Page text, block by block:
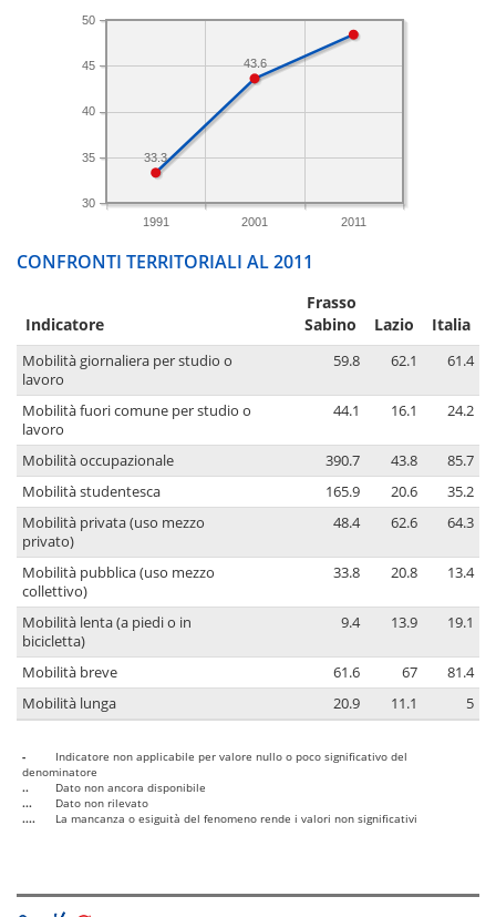
1991 2001 2011
30
35
40
45
50
43.6
33.3
CONFRONTI TERRITORIALI AL 2011
Indicatore
Frasso
Sabino
Lazio Italia
Mobilità giornaliera per studio o
lavoro
59.8 62.1 61.4
Mobilità fuori comune per studio o
lavoro
44.1 16.1 24.2
Mobilità occupazionale 390.7 43.8
85.7
Mobilità studentesca
165.9 20.6
35.2
Mobilità privata (uso mezzo
privato)
48.4 62.6 64.3
Mobilità pubblica (uso mezzo
collettivo)
33.8 20.8 13.4
Mobilità lenta (a piedi o in
bicicletta)
9.4 13.9 19.1
Mobilità breve 61.6 67
81.4
Mobilità lunga
20.9 11.1 5
-
Indicatore non applicabile per valore nullo o poco significativo del
denominatore
..
Dato non ancora disponibile
...
Dato non rilevato
....
La mancanza o esiguità del fenomeno rende i valori non significativi